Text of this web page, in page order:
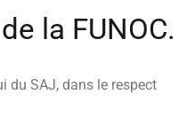
la FUNOC.
du SAJ, dans le respect